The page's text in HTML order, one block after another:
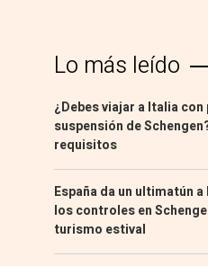
Lo más leído
¿Debes viajar a Italia
suspensión de
requisitos
España da un ultimatún
los controles en
turismo estival